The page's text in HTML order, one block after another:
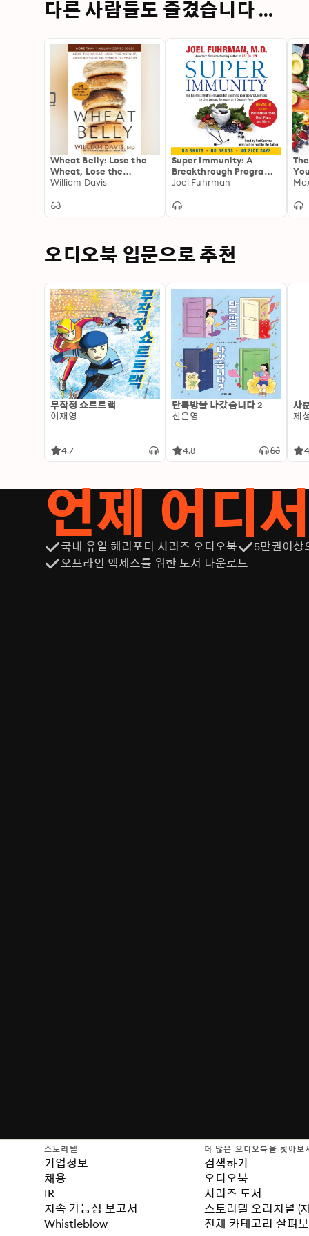
다른 사람들도 즐겼습니다 ...
Wheat Belly: Lose the
Wheat, Lose the
Weight, and Find Your
William Davis
Super Immunity: A
Breakthrough Program
to Boost the Body's
Healthy All Year Round
Joel Fuhrman
오디오북 입문으로 추천
무작정 쇼트트랙
이재영
4.7
단톡방을 나갔습니다 2
신은영
4.8
사
제
언제 어디
국내 유일 해리포터 시리즈 오디오북
5만권이상
오프라인 액세스를 위한 도서 다운로드
스토리텔
기업정보
채용
IR
지속 가능성 보고서
Whistleblow
더 많은 오디오북을 찾아보
검색하기
오디오북
시리즈 도서
스토리텔 오리지널 (
전체 카테고리 살펴